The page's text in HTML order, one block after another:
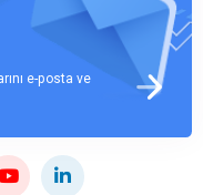
e-posta ve